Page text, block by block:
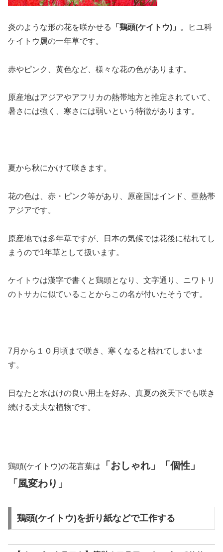
炎のような形の花を咲かせる 「鶏頭(ケイトウ)」
。ヒユ科
ケイトウ属の一年草です。
赤やピンク、黄色など、様々な花の色があります。
原産地はアジアやアフリカの熱帯地方と推定されていて、
暑さには強く、寒さには弱いという特徴があります。
夏から秋にかけて咲きます。
花の色は、赤・ピンク等があり、原産国はインド、亜熱帯
アジアです。
原産地では多年草ですが、日本の気候では花後に枯れてし
まうので1年草として扱います。
ケイトウは漢字で書くと鶏頭となり、文字通り、ニワトリ
のトサカに似ていることからこの名が付いたそうです。
7月から１０月頃まで咲き、寒くなると枯れてしまいま
す。
日なたと水はけの良い用土を好み、真夏の炎天下でも咲き
続ける丈夫な植物です。
鶏頭(ケイトウ)の花言葉は
「おしゃれ」「個性」
「風変わり」
鶏頭(ケイトウ)を折り紙などで工作する